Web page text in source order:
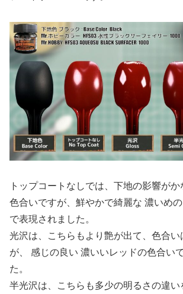
トップコートなしでは、下地の影響が
色合いですが、鮮やかで綺麗な 濃いめ
で表現されました。
光沢は、こちらもより艶が出て、色合い
が、 感じの良い 濃いいレッドの色合い
た。
半光沢は、こちらも多少の明るさの違い